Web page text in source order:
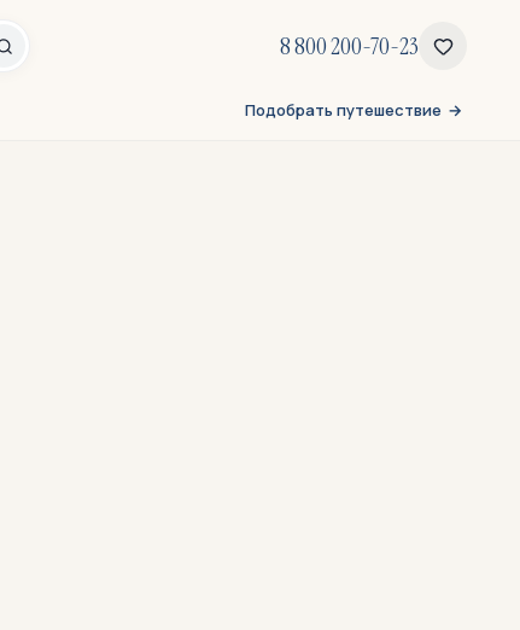
8 800 200-70-23
Подобрать путешествие